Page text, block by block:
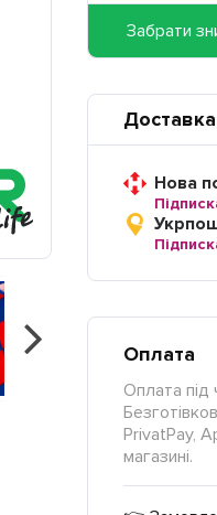
Забрати
Доставка
Нова
Оплата
Оплата під
PrivatPay,
магазині.